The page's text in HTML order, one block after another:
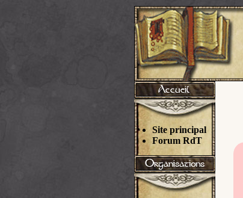
Site principal
Forum RdT